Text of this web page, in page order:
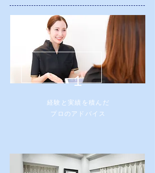
​経験と実績を積んだ
プロのアドバイス
​１